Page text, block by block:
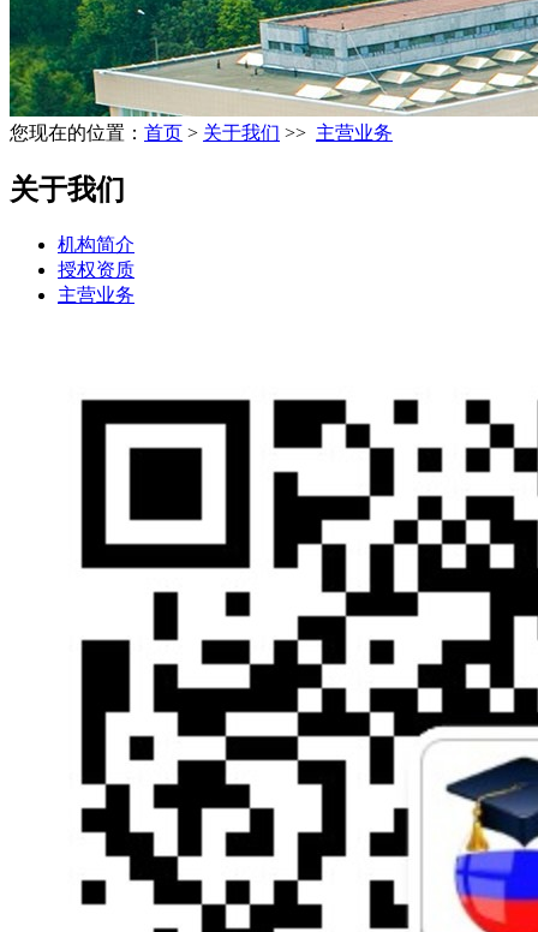
您现在的位置： 首页 > 关于我们 >> 主营业务
关于我们
机构简介
授权资质
主营业务